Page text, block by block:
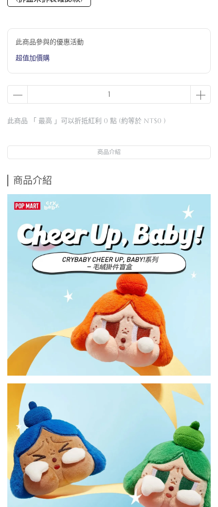
此商品參與的優惠活動
超值加價購
此商品 「 最高 」可以折抵紅利 0 點 (約等於 NT$0 )
商品介紹
商品介紹